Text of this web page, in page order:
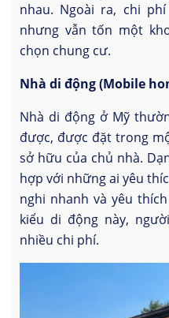
nhau. Ngoài ra, chi
nhưng vẫn tốn một
chọn chung cư.
Nhà di động (Mobile
Nhà di động ở Mỹ
được, được đặt trong
sở hữu của chủ nhà.
hợp với những ai yêu
nghi nhanh và yêu
kiểu di động này,
nhiều chi phí.